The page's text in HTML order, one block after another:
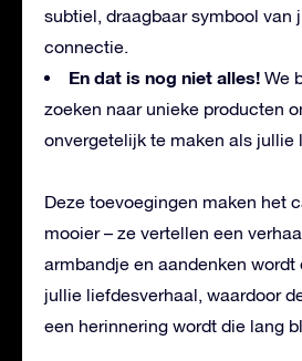
subtiel, draagbaar symbool van
connectie.
En dat is nog niet alles! We
zoeken naar unieke producten
onvergetelijk te maken als jullie
Deze toevoegingen maken het
mooier – ze vertellen een
armbandje en aandenken wordt
jullie liefdesverhaal, waardoor
een herinnering wordt die lang